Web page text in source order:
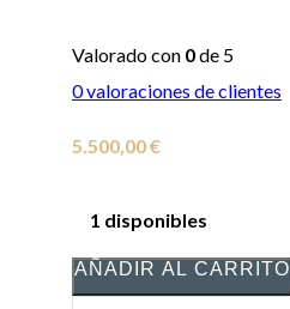
Valorado con 0de 5
0valoraciones de clientes
5.500,00€
1 disponibles
AÑADIR AL CARRITO